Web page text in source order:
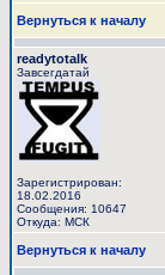
Вернуться к началу
readytotalk
Завсегдатай
Зарегистрирован:
18.02.2016
Сообщения: 10647
Откуда: МСК
Вернуться к началу